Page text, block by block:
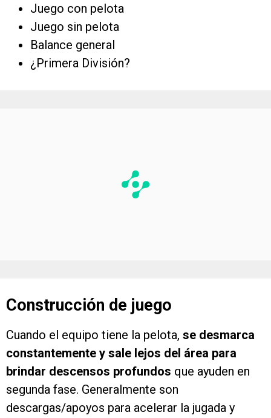
Juego con pelota
Juego sin pelota
Balance general
¿Primera División?
Construcción de juego
Cuando el equipo tiene la pelota, se desmarca
constantemente y sale lejos del área para
brindar descensos profundos que ayuden en
segunda fase. Generalmente son
descargas/apoyos para acelerar la jugada y